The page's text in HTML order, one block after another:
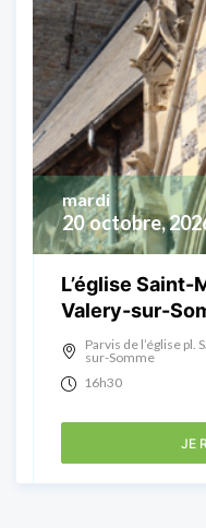
20 octobre,
mardi
L’église
Valery-sur-
Parvis de l’église pl.
sur-Somme
16h30
JE